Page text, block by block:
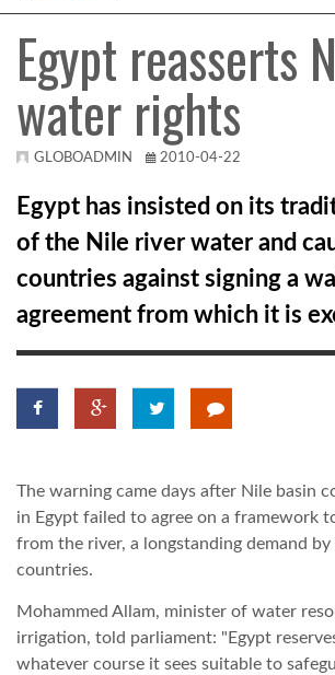
LATIN-AMERIKA
AUSZTRÁLIA
A VILÁG ITTHON
MÉDIA
GLOBOTV BP
HÍR3D
TROPICALMAGAZIN
Egypt reasserts
water rights
GLOBOADMIN 2010-04-22
Egypt has insisted on its
of the Nile river water and
countries against signing a
agreement from which it is
The warning came days after Nile basin
in Egypt failed to agree on a framework
from the river, a longstanding demand by
countries.
Mohammed Allam, minister of water
irrigation, told parliament: "Egypt
whatever course it sees suitable to